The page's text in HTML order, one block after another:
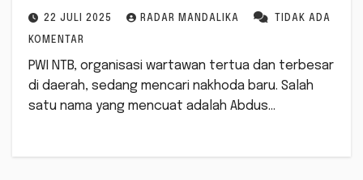
22 JULI 2025 RADAR MANDALIKA TIDAK ADA
KOMENTAR
PWI NTB, organisasi wartawan tertua dan terbesar
di daerah, sedang mencari nakhoda baru. Salah
satu nama yang mencuat adalah Abdus…